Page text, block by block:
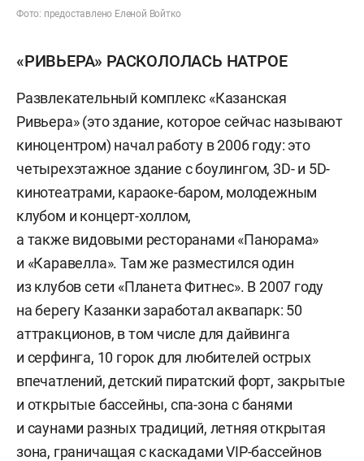
Фото: предоставлено Еленой Войтко
«РИВЬЕРА» РАСКОЛОЛАСЬ НАТРОЕ
Развлекательный комплекс «Казанская
Ривьера» (это здание, которое сейчас называют
киноцентром) начал работу в 2006 году: это
четырехэтажное здание с боулингом, 3D- и 5D-
кинотеатрами, караоке-баром, молодежным
клубом и концерт-холлом,
а также видовыми ресторанами «Панорама»
и «Каравелла». Там же разместился один
из клубов сети «Планета Фитнес». В 2007 году
на берегу Казанки заработал аквапарк: 50
аттракционов, в том числе для дайвинга
и серфинга, 10 горок для любителей острых
впечатлений, детский пиратский форт, закрытые
и открытые бассейны, спа-зона с банями
и саунами разных традиций, летняя открытая
зона, граничащая с каскадами VIP-бассейнов